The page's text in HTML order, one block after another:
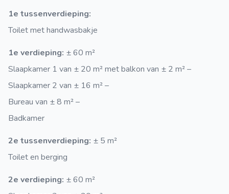
1e tussenverdieping:
Toilet met handwasbakje
1e verdieping: ± 60 m²
Slaapkamer 1 van ± 20 m² met balkon van ± 2 m² –
Slaapkamer 2 van ± 16 m² –
Bureau van ± 8 m² –
Badkamer
2e tussenverdieping: ± 5 m²
Toilet en berging
2e verdieping: ± 60 m²